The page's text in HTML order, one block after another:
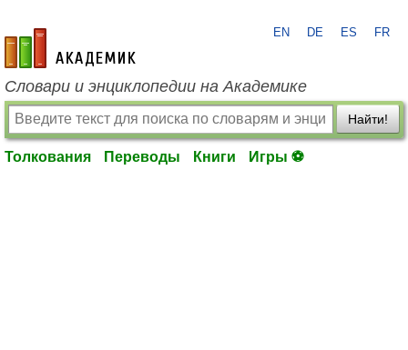
academic.ru
EN DE ES FR
Словари и энциклопедии на Академике
Найти!
Толкования Переводы Книги Игры ⚽